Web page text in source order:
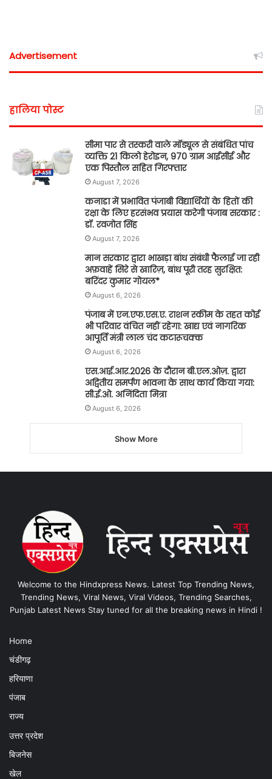
Advertisement
हालिया पोस्ट
सीमा पार से तस्करी वाले मॉड्यूल से संबंधित पांच
व्यक्ति 21 किलो हेरोइन, 970 ग्राम आईसीई और
एक पिस्तौल सहित गिरफ्तार
August 7, 2026
कनाडा में प्रभावित पंजाबी विद्यार्थियों के हितों की
रक्षा के लिए हरसंभव प्रयास करेगी पंजाब सरकार :
डॉ. रवजोत सिंह
August 7, 2026
मान सरकार द्वारा भाखड़ा बांध संबंधी फैलाई जा रही
अफ़वाहें सिरे से खारिज़, बांध पूरी तरह सुरक्षित:
बरिंदर कुमार गोयल*
August 6, 2026
पंजाब में एन.एफ.एस.ए. राशन स्कीम के तहत कोई
भी परिवार वंचित नहीं रहेगा: खाद्य एवं नागरिक
आपूर्ति मंत्री लाल चंद कटारूचक्क
August 6, 2026
एस.आई.आर.2026 के दौरान बी.एल.ओज़. द्वारा
अद्वितीय समर्पण भावना के साथ कार्य किया गया:
सी.ई.ओ. अनिंदिता मित्रा
August 6, 2026
Show More
Welcome to the Hindxpress News. Latest Top Trending News,
Trending News, Viral News, Viral Videos, Trending Searches,
Punjab Latest News Stay tuned for all the breaking news in Hindi !
Home
चंडीगढ़
हरियाणा
पंजाब
राज्य
उत्तर प्रदेश
बिजनेस
खेल